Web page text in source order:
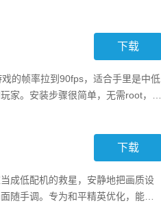
击(初始化游戏配置)
下载
的帧率拉到90fps，适合手里是中低
家。安装步骤很简单，无需root，界
，长时间高帧
下载
成低配机的救星，安静地把画质设
随手调。专为和平精英优化，能解